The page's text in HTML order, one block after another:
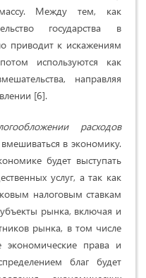
Между тем, как
государства в
приводит к искажениям
используются как
направляя
[6].
расходов
в экономику.
будет выступать
услуг, а так как
налоговым ставкам
рынка, включая и
рынка, в том числе
экономические права и
благ будет